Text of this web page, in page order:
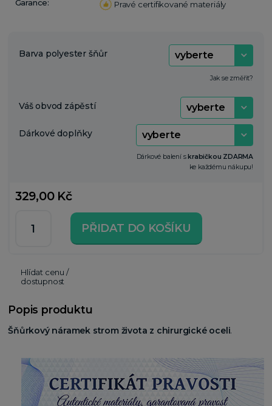
Garance: Pravé certifikované materiály
Barva polyester šňůr
Jak se změřit?
Váš obvod zápěstí
Dárkové doplňky
Dárkové balení s krabičkou ZDARMA
ke každému nákupu!
329,00 Kč
PŘIDAT DO KOŠÍKU
Hlídat cenu /
dostupnost
Popis produktu
Šňůrkový náramek strom života z chirurgické oceli.